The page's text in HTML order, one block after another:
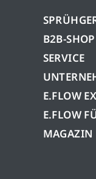
B2B-SHOP
SERVICE
E.FLOW
E.FLOW
MAGAZIN